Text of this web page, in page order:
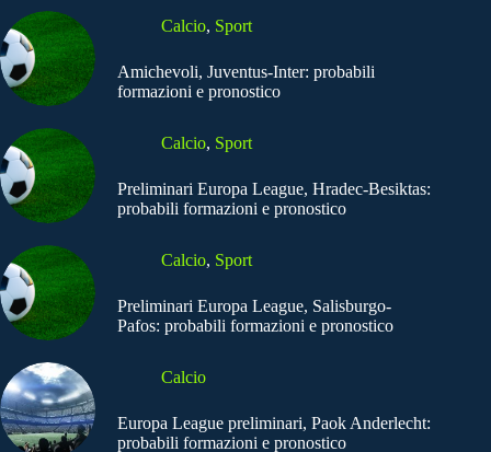
Calcio, Sport
Amichevoli, Juventus-Inter: probabili
formazioni e pronostico
Calcio, Sport
Preliminari Europa League, Hradec-Besiktas:
probabili formazioni e pronostico
Calcio, Sport
Preliminari Europa League, Salisburgo-
Pafos: probabili formazioni e pronostico
Calcio
Europa League preliminari, Paok Anderlecht:
probabili formazioni e pronostico